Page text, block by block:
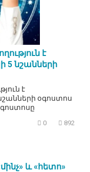
է
5 նշանների
է
օգոստոս
0 892
և «հետո»